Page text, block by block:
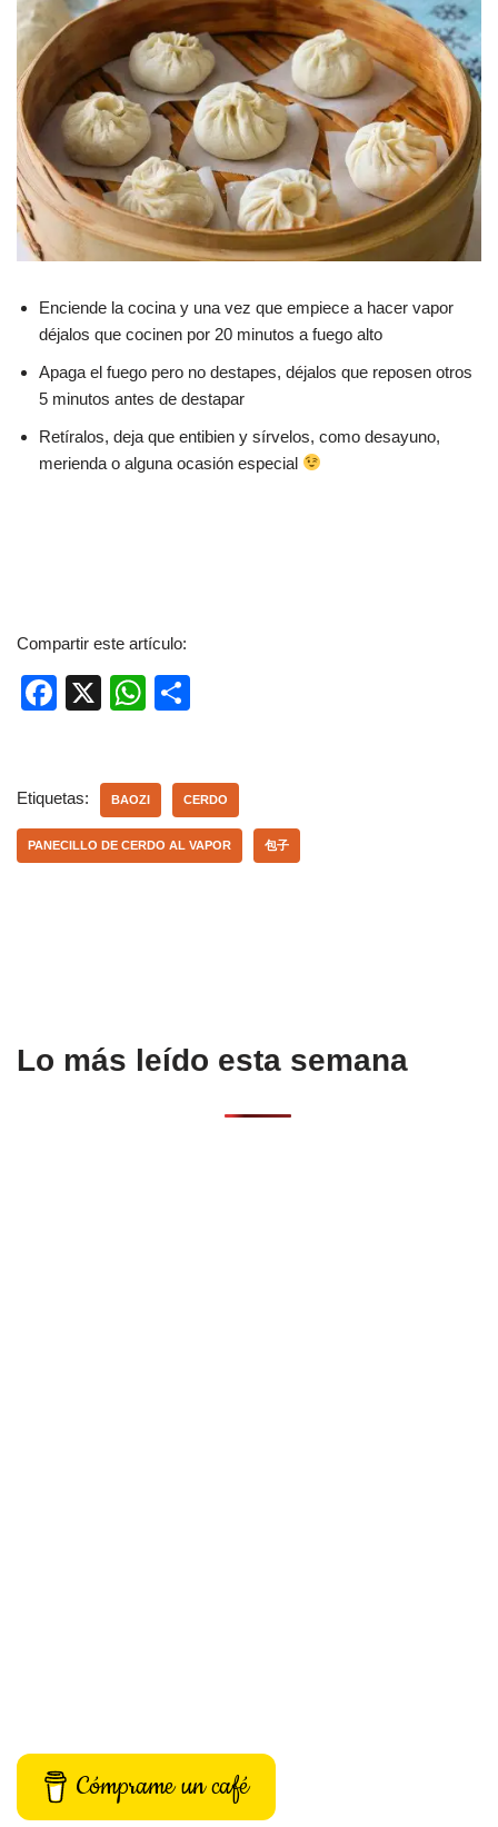
Enciende la cocina y una vez que empiece a hacer vapor
déjalos que cocinen por 20 minutos a fuego alto
Apaga el fuego pero no destapes, déjalos que reposen otros
5 minutos antes de destapar
Retíralos, deja que entibien y sírvelos, como desayuno,
merienda o alguna ocasión especial
Compartir este artículo:
F
e
b
o
X
W
s
A
p
p
ar
tir
Etiquetas: BAOZI CERDO
PANECILLO DE CERDO AL VAPOR 包子
Lo más leído esta semana
Cómprame un café